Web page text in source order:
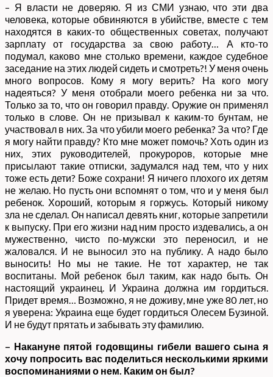
– Я власти не доверяю. Я из СМИ узнаю, что эти два
человека, которые обвиняются в убийстве, вместе с тем
находятся в каких-то общественных советах, получают
зарплату от государства за свою работу… А кто-то
подумал, каково мне столько времени, каждое судебное
заседание на этих людей сидеть и смотреть?! У меня очень
много вопросов. Кому я могу верить? На кого могу
надеяться? У меня отобрали моего ребенка ни за что.
Только за то, что он говорил правду. Оружие он применял
только в слове. Он не призывал к каким-то бунтам, не
участвовал в них. За что убили моего ребенка? За что? Где
я могу найти правду? Кто мне может помочь? Хоть один из
них, этих руководителей, прокуроров, которые мне
присылают такие отписки, задумался над тем, что у них
тоже есть дети? Боже сохрани! Я ничего плохого их детям
не желаю. Но пусть они вспомнят о том, что и у меня был
ребенок. Хороший, которым я горжусь. Который никому
зла не сделал. Он написал девять книг, которые запретили
к выпуску. При его жизни над ним просто издевались, а он
мужественно, чисто по-мужски это переносил, и не
жаловался. И не выносил это на публику. А надо было
выносить! Но мы не такие. Не тот характер, не так
воспитаны. Мой ребенок был таким, как надо быть. Он
настоящий украинец. И Украина должна им гордиться.
Придет время… Возможно, я не доживу, мне уже 80 лет, но
я уверена: Украина еще будет гордиться Олесем Бузиной.
И не будут прятать и забывать эту фамилию.
– Накануне пятой годовщины гибели вашего сына я
хочу попросить вас поделиться несколькими яркими
воспоминаниями о нем. Каким он был?